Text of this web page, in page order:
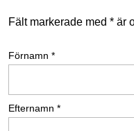
Fält markerade med * är
Förnamn *
Efternamn *